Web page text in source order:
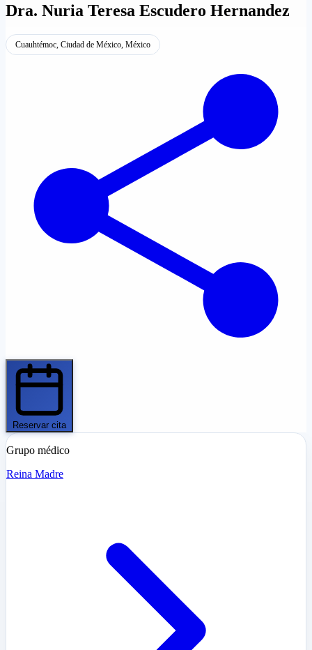
Dra. Nuria Teresa Escudero Hernandez
Cuauhtémoc, Ciudad de México, México
Reservar cita
Grupo médico
Reina Madre